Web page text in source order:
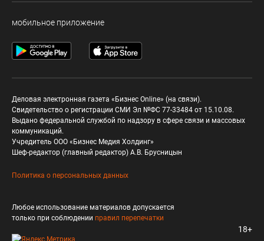
мобильное приложение
Деловая электронная газета «Бизнес Online» (на связи).
Свидетельство о регистрации СМИ Эл №ФС 77-33484 от 15.10.08.
Выдано федеральной службой по надзору в сфере связи и массовых
коммуникаций.
Учредитель ООО «Бизнес Медия Холдинг»
Шеф-редактор (главный редактор) А.В. Брусницын
Политика о персональных данных
Любое использование материалов допускается
только при соблюдении правил перепечатки
18+